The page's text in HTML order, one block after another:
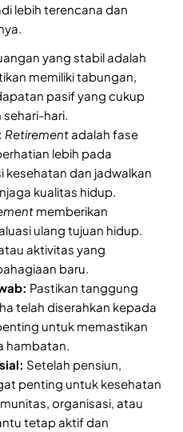
lebih terencana dan
yang stabil adalah
memiliki tabungan,
pasif yang cukup
hari.
Retirementadalah fase
lebih pada
kesehatan dan jadwalkan
kualitas hidup.
memberikan
ulang tujuan hidup.
aktivitas yang
baru.
Pastikan tanggung
telah diserahkan kepada
untuk memastikan
hambatan.
Setelah pensiun,
penting untuk kesehatan
organisasi, atau
tetap aktif dan